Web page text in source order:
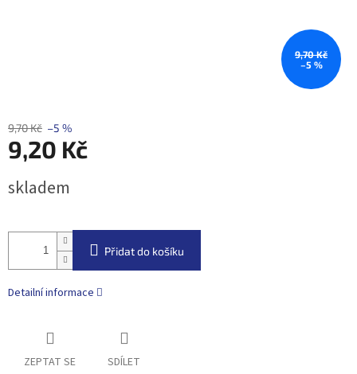
9,70 Kč
–5 %
9,70 Kč –5 %
9,20 Kč
cena:
skladem
Přidat do košíku
Detailní informace
ZEPTAT SE SDÍLET